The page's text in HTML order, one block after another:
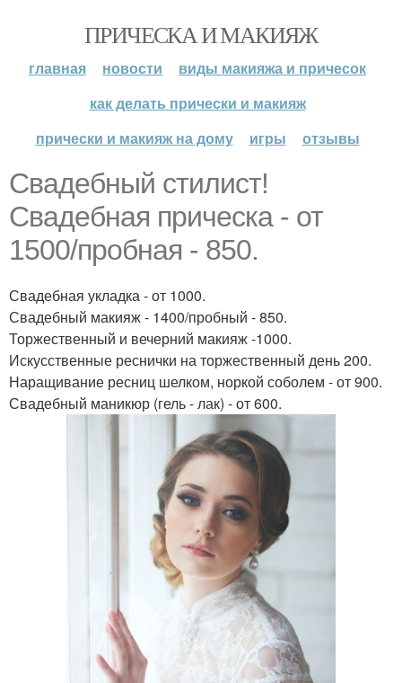
ПРИЧЕСКА И МАКИЯЖ
главная новости
виды макияжа и причесок
как делать прически и макияж
прически и макияж на дому
игры отзывы
Свадебный стилист!
Свадебная прическа - от
1500/пробная - 850.
Свадебная укладка - от 1000.
Свадебный макияж - 1400/пробный - 850.
Торжественный и вечерний макияж -1000.
Искусственные реснички на торжественный день 200.
Наращивание ресниц шелком, норкой соболем - от 900.
Свадебный маникюр (гель - лак) - от 600.